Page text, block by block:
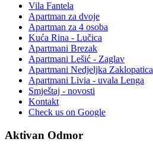
Vila Fantela
Apartman za dvoje
Apartman za 4 osoba
Kuća Rina - Lučica
Apartmani Brezak
Apartmani Lešić - Zaglav
Apartmani Nedjeljka Zaklopatica
Apartmani Livia - uvala Lenga
Smještaj - novosti
Kontakt
Check us on Google
Aktivan Odmor